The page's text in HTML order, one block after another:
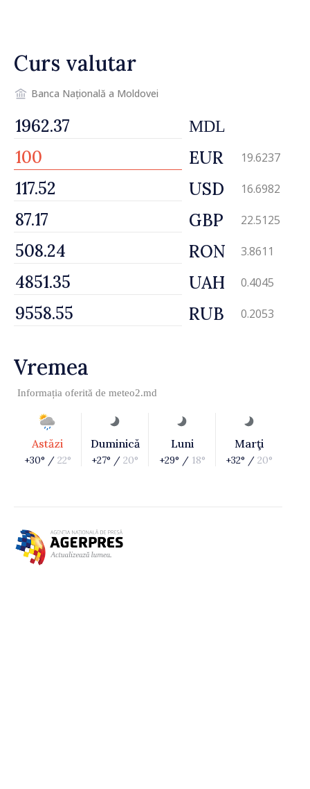
Curs valutar
Banca Națională a Moldovei
MDL
EUR 19.6237
USD 16.6982
GBP 22.5125
RON 3.8611
UAH 0.4045
RUB 0.2053
Vremea
Informația oferită de meteo2.md
Astăzi
+30° / 22°
Duminică
+27° / 20°
Luni
+29° / 18°
Marţi
+32° / 20°